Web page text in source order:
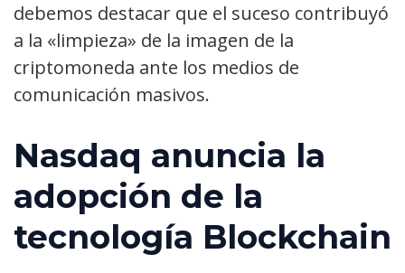
debemos destacar que el suceso contribuyó
a la «limpieza» de la imagen de la
criptomoneda ante los medios de
comunicación masivos.
Nasdaq anuncia la
adopción de la
tecnología Blockchain